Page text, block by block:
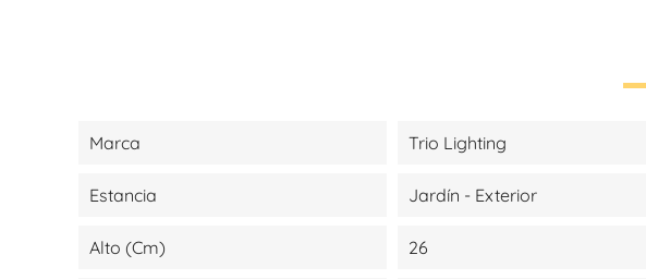
Marca Trio Lighting
Estancia Jardín - Exterior
Alto (cm) 26